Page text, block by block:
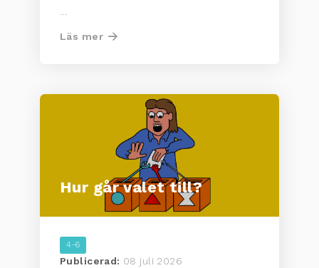
Läs mer
Hur går valet till?
4-6
Publicerad: 08 juli 2026